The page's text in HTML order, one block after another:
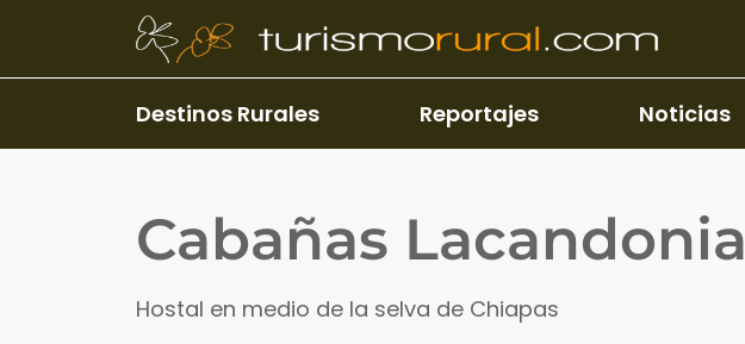
Pasar al contenido principal
Destinos Rurales Reportajes Noticias
Cabañas Lacandonia
Hostal en medio de la selva de Chiapas